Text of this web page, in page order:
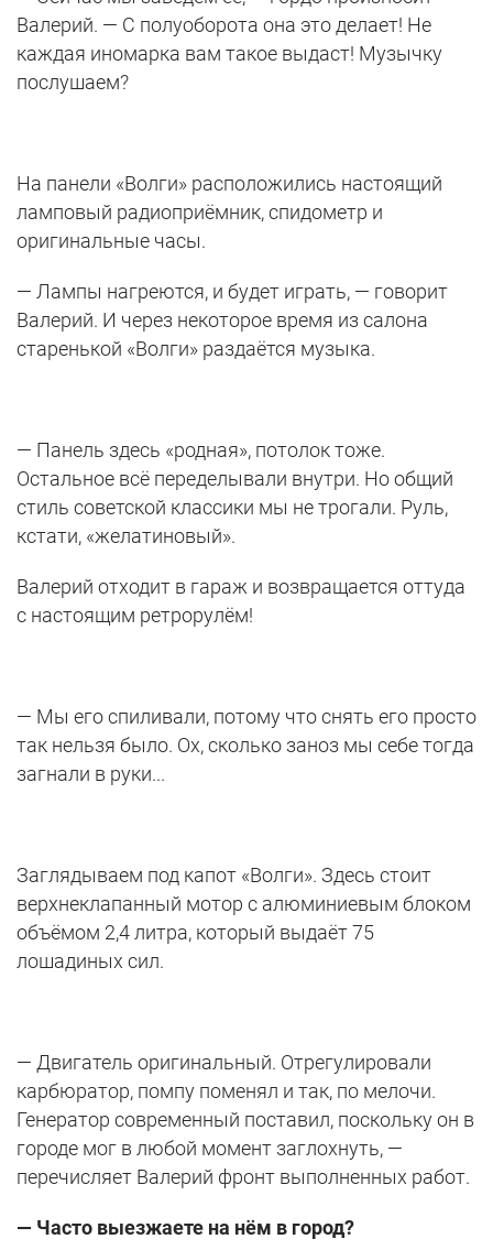
Валерий. — С полуоборота она это делает! Не
каждая иномарка вам такое выдаст! Музычку
послушаем?
На панели «Волги» расположились настоящий
ламповый радиоприёмник, спидометр и
оригинальные часы.
— Лампы нагреются, и будет играть, — говорит
Валерий. И через некоторое время из салона
старенькой «Волги» раздаётся музыка.
— Панель здесь «родная», потолок тоже.
Остальное всё переделывали внутри. Но общий
стиль советской классики мы не трогали. Руль,
кстати, «желатиновый».
Валерий отходит в гараж и возвращается оттуда
с настоящим ретрорулём!
— Мы его спиливали, потому что снять его просто
так нельзя было. Ох, сколько заноз мы себе тогда
загнали в руки...
Заглядываем под капот «Волги». Здесь стоит
верхнеклапанный мотор с алюминиевым блоком
объёмом 2,4 литра, который выдаёт 75
лошадиных сил.
— Двигатель оригинальный. Отрегулировали
карбюратор, помпу поменял и так, по мелочи.
Генератор современный поставил, поскольку он в
городе мог в любой момент заглохнуть, —
перечисляет Валерий фронт выполненных работ.
— Часто выезжаете на нём в город?